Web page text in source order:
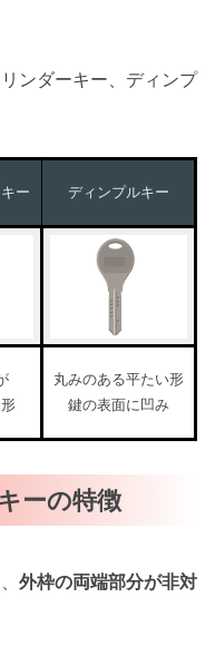
ンダーキー、ディンプ
ー ディンプルキー
丸みのある平たい形
鍵の表面に凹み
ーの特徴
外枠の両端部分が非対